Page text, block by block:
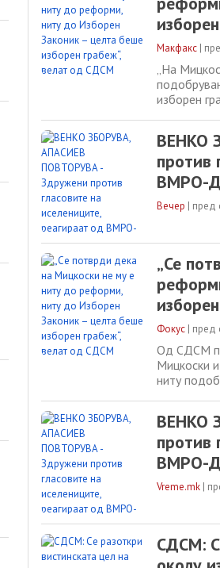
Макфакс |
„На
изборен
„Нели
ВЕНКО
против
ВМРО-
Вечер | пред
„Се
Фокус | пред
Од СДСМ
Мицкоски
ниту
ВЕНКО
против
ВМРО-
Vreme.mk |
СДСМ: